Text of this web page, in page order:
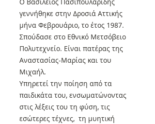
γεννήθηκε στην Δροσιά Αττικής
μήνα Φεβρουάριο, το έτος 1987.
Σπούδασε στο Εθνικό Μετσόβειο
Πολυτεχνείο. Είναι πατέρας της
Αναστασίας-Μαρίας και του
Μιχαήλ.
Υπηρετεί την ποίηση από τα
παιδικάτα του, ενσωματώνοντας
στις λέξεις του τη φύση, τις
εσώτερες τέχνες, τη μυητική